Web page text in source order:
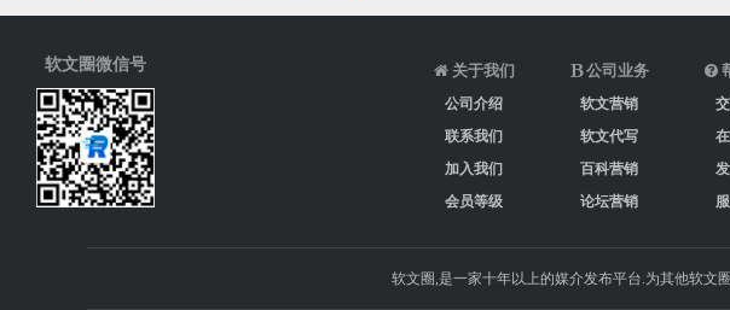
软文圈微信号 关于我们
公司介绍
联系我们
加入我们
会员等级
公司业务
软文营销
软文代写
百科营销
论坛营销
软文圈,是一家十年以上的媒介发布平台.为其他软文